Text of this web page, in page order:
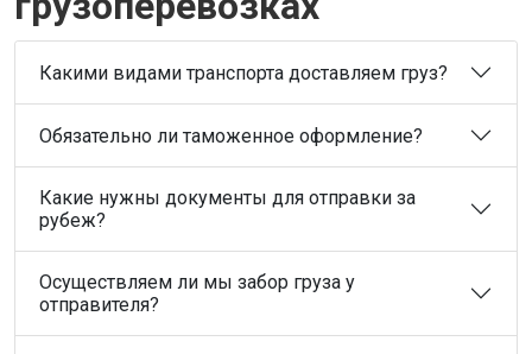
Какими видами транспорта доставляем груз?
Обязательно ли таможенное оформление?
Какие нужны документы для отправки за
рубеж?
Осуществляем ли мы забор груза у
отправителя?